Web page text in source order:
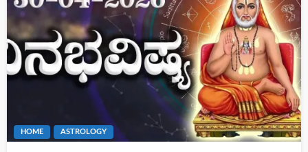
HOME ASTROLOGY